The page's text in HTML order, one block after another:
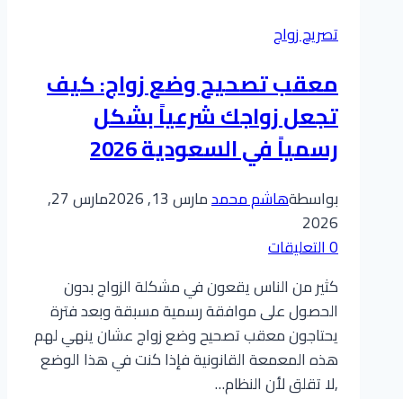
تصريح زواج
​معقب تصحيح وضع زواج: كيف
تجعل زواجك شرعياً بشكل
رسمياً في السعودية 2026
بواسطةهاشم محمدمارس 13, 2026
مارس 27,
2026
0 التعليقات
كثير من الناس يقعون في مشكلة الزواج بدون
الحصول على موافقة رسمية مسبقة وبعد فترة
يحتاجون معقب تصحيح وضع زواج عشان ينهي لهم
هذه المعمعة القانونية فإذا كنت في هذا الوضع
,لا تقلق لأن النظام…